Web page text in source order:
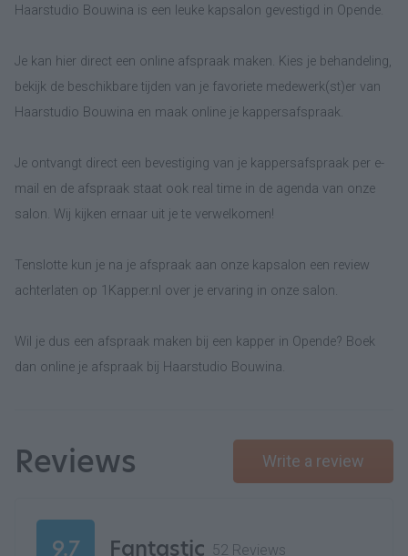
Haarstudio Bouwina is een leuke kapsalon gevestigd in Opende.
Je kan hier direct een online afspraak maken. Kies je behandeling,
bekijk de beschikbare tijden van je favoriete medewerk(st)er van
Haarstudio Bouwina en maak online je kappersafspraak.
Je ontvangt direct een bevestiging van je kappersafspraak per e-
mail en de afspraak staat ook real time in de agenda van onze
salon. Wij kijken ernaar uit je te verwelkomen!
Tenslotte kun je na je afspraak aan onze kapsalon een review
achterlaten op 1Kapper.nl over je ervaring in onze salon.
Wil je dus een afspraak maken bij een kapper in Opende? Boek
dan online je afspraak bij Haarstudio Bouwina.
Reviews Write a review
9.7 Fantastic 52 Reviews